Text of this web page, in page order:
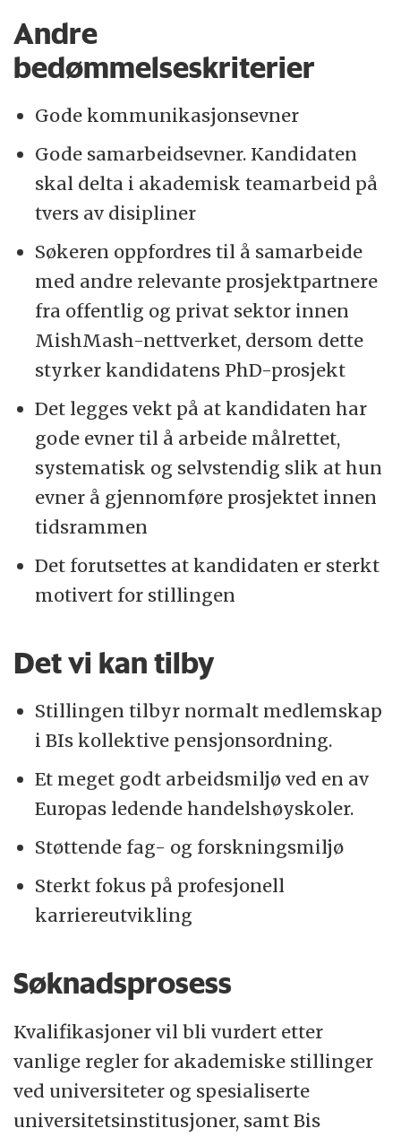
Andre
bedømmelseskriterier
Gode kommunikasjonsevner
Gode samarbeidsevner. Kandidaten
skal delta i akademisk teamarbeid på
tvers av disipliner
Søkeren oppfordres til å samarbeide
med andre relevante prosjektpartnere
fra offentlig og privat sektor innen
MishMash-nettverket, dersom dette
styrker kandidatens PhD-prosjekt
Det legges vekt på at kandidaten har
gode evner til å arbeide målrettet,
systematisk og selvstendig slik at hun
evner å gjennomføre prosjektet innen
tidsrammen
Det forutsettes at kandidaten er sterkt
motivert for stillingen
Det vi kan tilby
Stillingen tilbyr normalt medlemskap
i BIs kollektive pensjonsordning.
Et meget godt arbeidsmiljø ved en av
Europas ledende handelshøyskoler.
Støttende fag- og forskningsmiljø
Sterkt fokus på profesjonell
karriereutvikling
Søknadsprosess
Kvalifikasjoner vil bli vurdert etter
vanlige regler for akademiske stillinger
ved universiteter og spesialiserte
universitetsinstitusjoner, samt Bis